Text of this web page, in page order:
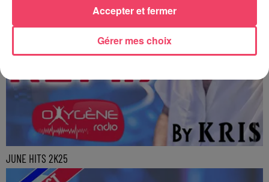
JUNE HITS 2K25
Gérer mes choix
Accepter et fermer